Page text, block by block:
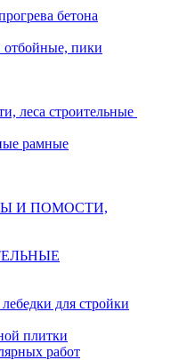
бетона
пики
леса строительные
рамные
И ПОМОСТИ,
для стройки
плитки
работ